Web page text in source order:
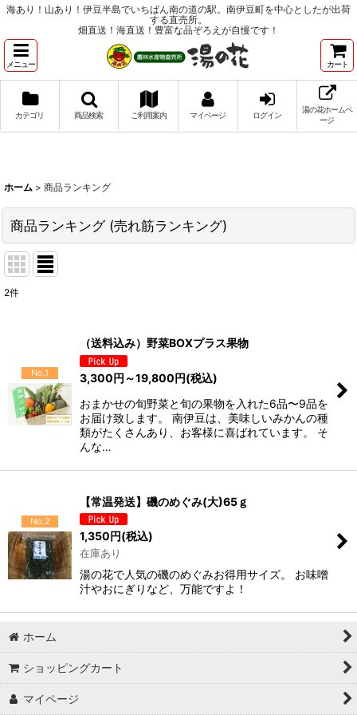
海あり！山あり！伊豆半島でいちばん南の道の駅。南伊豆町を中心としたが出荷
する直売所。
畑直送！海直送！豊富な品ぞろえが自慢です！
メニュー カート
カテゴリ 商品検索 ご利用案内 マイページ ログイン
湯の花ホームペ
ージ
ホーム > 商品ランキング
商品ランキング (売れ筋ランキング)
2件
No.1
（送料込み）野菜BOXプラス果物
3,300円 ～19,800円(税込)
おまかせの旬野菜と旬の果物を入れた6品〜9品を
お届け致します。 南伊豆は、美味しいみかんの種
類がたくさんあり、お客様に喜ばれています。 そ
んな…
No.2
【常温発送】磯のめぐみ(大)65ｇ
1,350円(税込)
在庫あり
湯の花で人気の磯のめぐみお得用サイズ。 お味噌
汁やおにぎりなど、万能ですよ！
ホーム
ショッピングカート
マイページ